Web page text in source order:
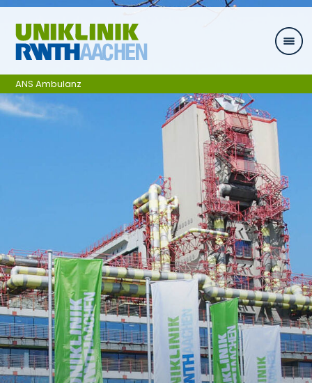
Zum Inhalt springen
ANS Ambulanz